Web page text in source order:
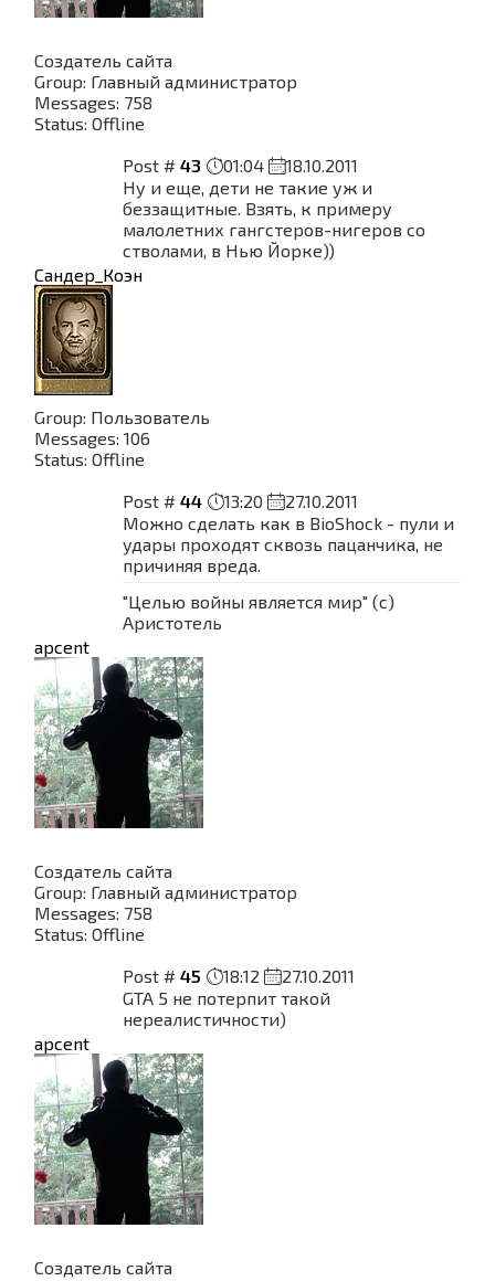
Создатель сайта
Group: Главный администратор
Messages: 758
Status: Offline
Post # 43 01:04
18.10.2011
Ну и еще, дети не такие уж и
беззащитные. Взять, к примеру
малолетних гангстеров-нигеров со
стволами, в Нью Йорке))
Сандер_Коэн
Group: Пользователь
Messages: 106
Status: Offline
Post # 44 13:20
27.10.2011
Можно сделать как в BioShock - пули и
удары проходят сквозь пацанчика, не
причиняя вреда.
"Целью войны является мир" (с)
Аристотель
apcent
Создатель сайта
Group: Главный администратор
Messages: 758
Status: Offline
Post # 45 18:12
27.10.2011
GTA 5 не потерпит такой
нереалистичности)
apcent
Создатель сайта